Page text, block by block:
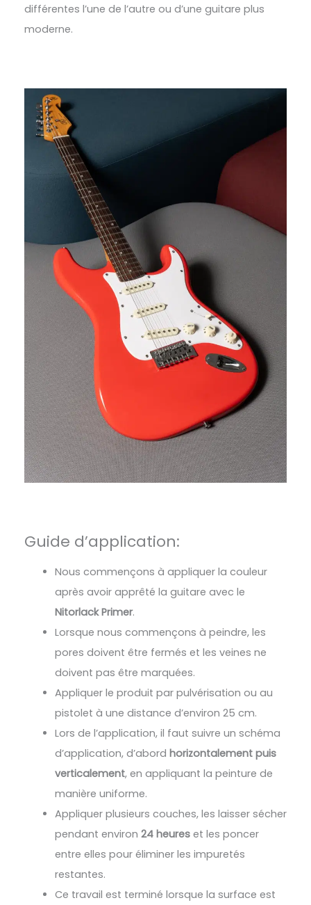
différentes l’une de l’autre ou d’une guitare plus
moderne.
Guide d’application:
Nous commençons à appliquer la couleur
après avoir apprêté la guitare avec le
Nitorlack Primer.
Lorsque nous commençons à peindre, les
pores doivent être fermés et les veines ne
doivent pas être marquées.
Appliquer le produit par pulvérisation ou au
pistolet à une distance d’environ 25 cm.
Lors de l’application, il faut suivre un schéma
d’application, d’abord horizontalement puis
verticalement, en appliquant la peinture de
manière uniforme.
Appliquer plusieurs couches, les laisser sécher
pendant environ 24 heureset les poncer
entre elles pour éliminer les impuretés
restantes.
Ce travail est terminé lorsque la surface est